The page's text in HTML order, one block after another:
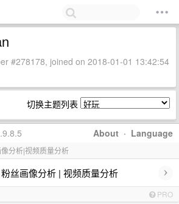
#278178, joined on 2018-01-01 13:42:54
切换主题列表
About · Language
分析|视频质量分析
丝画像分析 | 视频质量分析 ›
PRO